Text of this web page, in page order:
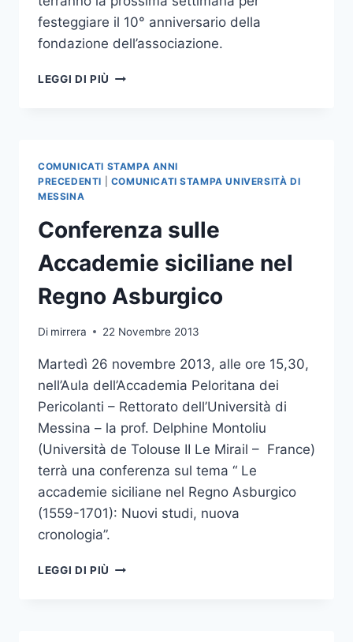
festeggiare il 10° anniversario della
fondazione dell’associazione.
LEGGI DI PIÙ L’ASSOCIAZIONE
ANNIVERSARIO
FONDAZIONE
COMUNICATI STAMPA ANNI
PRECEDENTI
COMUNICATI STAMPA UNIVERSITÀ DI
MESSINA
Conferenza sulle
Accademie siciliane nel
Regno Asburgico
Di mirrera 22 Novembre 2013
Martedì 26 novembre 2013, alle ore 15,30,
nell’Aula dell’Accademia Peloritana dei
Pericolanti – Rettorato dell’Università di
Messina – la prof. Delphine Montoliu
(Università de Tolouse II Le Mirail – France)
terrà una conferenza sul tema “ Le
accademie siciliane nel Regno Asburgico
(1559-1701): Nuovi studi, nuova
cronologia”.
LEGGI DI PIÙ CONFERENZA